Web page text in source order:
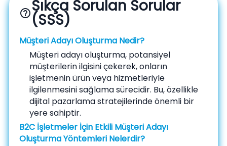
help_outlineSıkça Sorulan Sorular
(SSS)
Müşteri Adayı Oluşturma Nedir?
Müşteri adayı oluşturma, potansiyel
müşterilerin ilgisini çekerek, onların
işletmenin ürün veya hizmetleriyle
ilgilenmesini sağlama sürecidir. Bu, özellikle
dijital pazarlama stratejilerinde önemli bir
yere sahiptir.
B2C İşletmeler İçin Etkili Müşteri Adayı
Oluşturma Yöntemleri Nelerdir?